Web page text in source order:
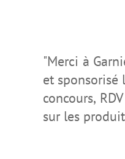
"Merci à
et
concours,
sur les